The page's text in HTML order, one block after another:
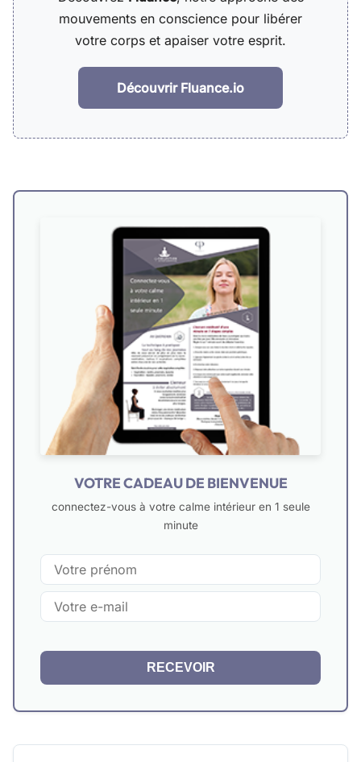
mouvements en conscience pour libérer
votre corps et apaiser votre esprit.
Découvrir Fluance.io
VOTRE CADEAU DE BIENVENUE
connectez-vous à votre calme intérieur en 1 seule
minute
RECEVOIR